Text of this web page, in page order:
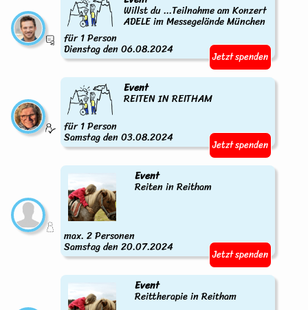
Willst du ...Teilnahme am Konzert
ADELE im Messegelände München
für 1 Person
Dienstag den 06.08.2024 Jetzt spenden
Event
REITEN IN REITHAM
für 1 Person
Samstag den 03.08.2024 Jetzt spenden
Event
Reiten in Reitham
max. 2 Personen
Samstag den 20.07.2024 Jetzt spenden
Event
Reittherapie in Reitham